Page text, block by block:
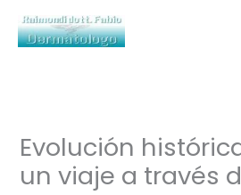
Evolución
un viaje a través